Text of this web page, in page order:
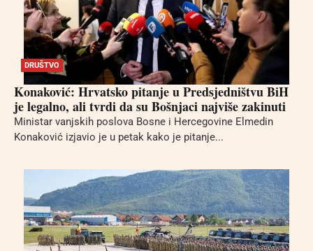
DRUŠTVO
Konaković: Hrvatsko pitanje u Predsjedništvu BiH
je legalno, ali tvrdi da su Bošnjaci najviše zakinuti
Ministar vanjskih poslova Bosne i Hercegovine Elmedin
Konaković izjavio je u petak kako je pitanje...